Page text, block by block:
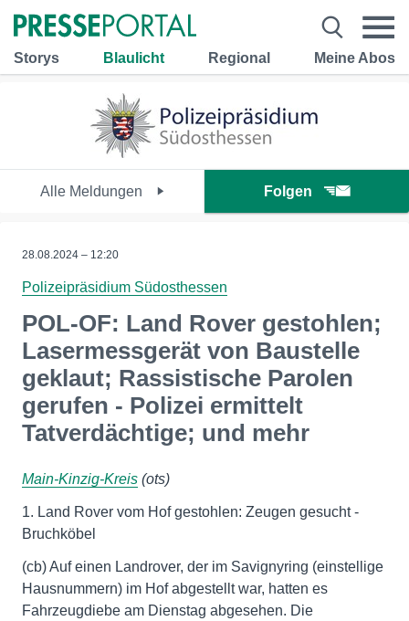
Storys Blaulicht Regional Meine Abos
Alle Meldungen Folgen
28.08.2024 – 12:20
Polizeipräsidium Südosthessen
POL-OF: Land Rover gestohlen;
Lasermessgerät von Baustelle
geklaut; Rassistische Parolen
gerufen - Polizei ermittelt
Tatverdächtige; und mehr
Main-Kinzig-Kreis (ots)
1. Land Rover vom Hof gestohlen: Zeugen gesucht -
Bruchköbel
(cb) Auf einen Landrover, der im Savignyring (einstellige
Hausnummern) im Hof abgestellt war, hatten es
Fahrzeugdiebe am Dienstag abgesehen. Die